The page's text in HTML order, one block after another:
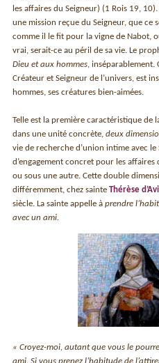
les affaires du Seigneur) (1 Rois 19,
une mission reçue du Seigneur, que ce
comme il le fit pour la vigne de Nabot,
vrai, serait-ce au péril de sa vie. Le
Dieu et aux hommes , inséparablement.
Créateur et Seigneur de l’univers, est
hommes, ses créatures bien-aimées.
Telle est la première caractéristique de
dans une unité concrète,deux
vie de recherche d’union intime avec
d’engagement concret pour les
ou sous une autre. Cette double
différemment, chez sainteThérèse
siècle. La sainte appelle àprendre
avec un ami.
« Croyez-moi, autant que vous le
ami. Si vous prenez l’habitude de